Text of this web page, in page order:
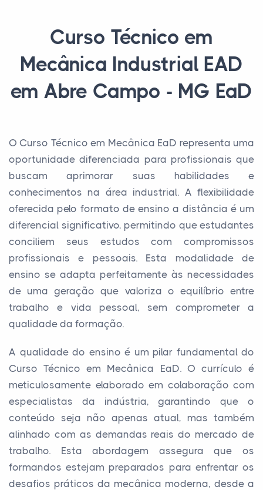
Curso Técnico em
Mecânica Industrial EAD
em Abre Campo - MG EaD
O Curso Técnico em Mecânica EaD representa uma
oportunidade diferenciada para profissionais que
buscam aprimorar suas habilidades e
conhecimentos na área industrial. A flexibilidade
oferecida pelo formato de ensino a distância é um
diferencial significativo, permitindo que estudantes
conciliem seus estudos com compromissos
profissionais e pessoais. Esta modalidade de
ensino se adapta perfeitamente às necessidades
de uma geração que valoriza o equilíbrio entre
trabalho e vida pessoal, sem comprometer a
qualidade da formação.
A qualidade do ensino é um pilar fundamental do
Curso Técnico em Mecânica EaD. O currículo é
meticulosamente elaborado em colaboração com
especialistas da indústria, garantindo que o
conteúdo seja não apenas atual, mas também
alinhado com as demandas reais do mercado de
trabalho. Esta abordagem assegura que os
formandos estejam preparados para enfrentar os
desafios práticos da mecânica moderna, desde a